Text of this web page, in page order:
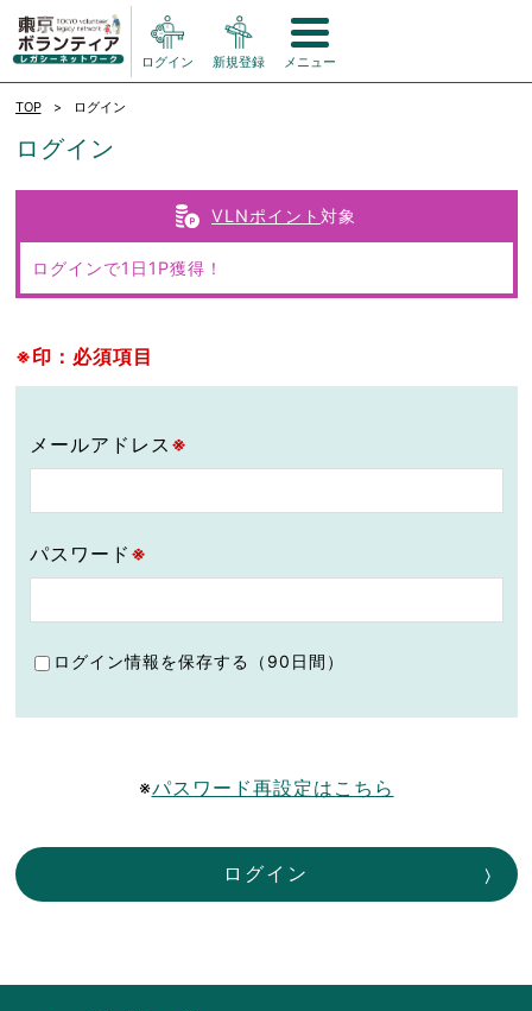
ログイン 新規登録 メニュー
TOP ログイン
ログイン
VLNポイント 対象
ログインで1日1P獲得！
※印：必須項目
メールアドレス ※
パスワード ※
ログイン情報を保存する（90日間）
※パスワード再設定はこちら
ログイン